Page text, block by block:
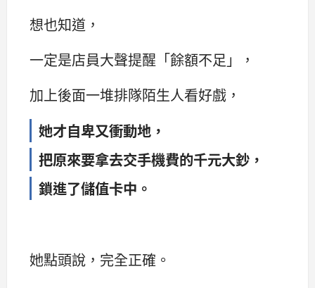
想也知道，
一定是店員大聲提醒「餘額不足」，
加上後面一堆排隊陌生人看好戲，
她才自卑又衝動地，
把原來要拿去交手機費的千元大鈔，
鎖進了儲值卡中。
她點頭說，完全正確。